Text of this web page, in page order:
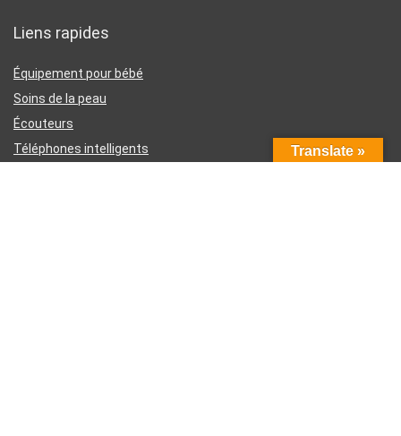
Liens rapides
Équipement pour bébé
Soins de la peau
Écouteurs
Téléphones intelligents
Translate »